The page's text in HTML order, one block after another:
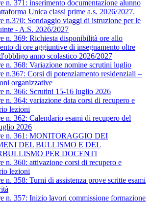
n. 371: inserimento documentazione alunno
Unica classi prime a.s. 2026/2027.
n.370: Sondaggio viaggi di istruzione per le
- A.S. 2026/2027
n. 369: Richiesta disponibilità ore allo
di ore aggiuntive di insegnamento oltre
anno scolastico 2026/2027
n. 368: Variazione nomine scrutini luglio
n.367: Corsi di potenziamento residenziali –
organizzative
n. 366: Scrutini 15-16 luglio 2026
n. 364: variazione data corsi di recupero e
lezioni
n. 362: Calendario esami di recupero del
2026
n. 361: MONITORAGGIO DEI
DEL BULLISMO E DEL
PER DOCENTI
n. 360: attivazione corsi di recupero e
lezioni
n. 358: Turni di assistenza prove scritte esami
n. 357: Inizio lavori commissione formazione